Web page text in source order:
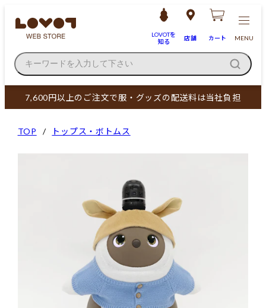
LOVOTを
知る
店舗 カート MENU
キーワードを入力して下さい
7,600円以上のご注文で服・グッズの配送料は当社負担
TOP トップス・ボトムス